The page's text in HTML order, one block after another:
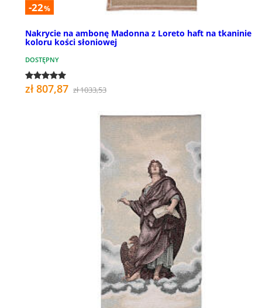
-22%
Nakrycie na ambonę Madonna z Loreto haft na tkaninie
koloru kości słoniowej
DOSTĘPNY
zł 807,87 zł 1033,53